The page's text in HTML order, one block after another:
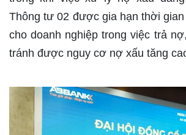
Thông tư 02 được gia hạn thời
cho doanh nghiệp trong việc trả
tránh được nguy cơ nợ xấu tăng